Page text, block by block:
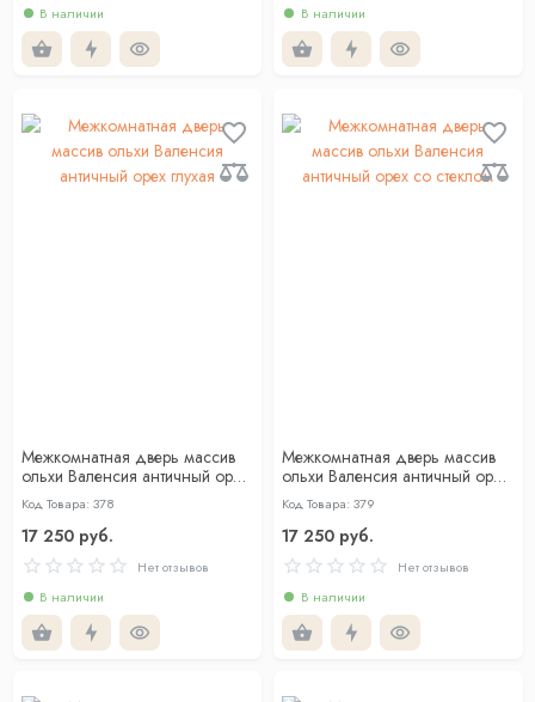
В наличии
В наличии
Межкомнатная дверь массив
ольхи Валенсия античный орех
глухая
Код Товара: 378
17 250 руб.
Нет отзывов
В наличии
Межкомнатная дверь массив
ольхи Валенсия античный орех
со стеклом
Код Товара: 379
17 250 руб.
Нет отзывов
В наличии